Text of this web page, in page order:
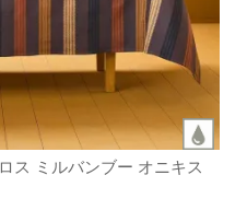
ス ミルバンブー オニキス